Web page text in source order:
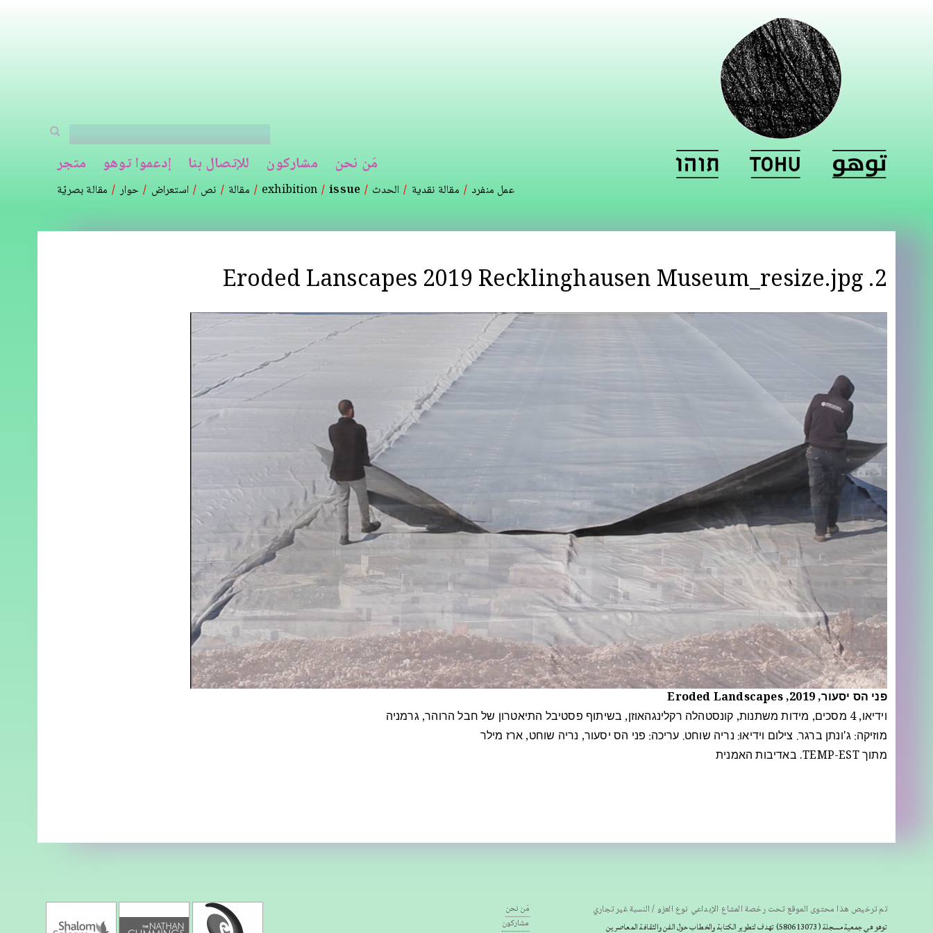
مَن نحن مشاركون للإتصال بنا إدعموا توهو متجر
مقالة بصريّة حوار استعراض نص مقالة exhibition issue الحدث مقالة نقدية عمل منفرد
2. Eroded Lanscapes 2019 Recklinghausen Museum_resize.jpg
פני הס יסעור, 2019, Eroded Landscapes
וידיאו, 4 מסכים, מידות משתנות, קונסטהלה רקלינגהאוזן, בשיתוף פסטיבל התיאטרון של חבל הרוהר, גרמניה
מוזיקה: ג'ונתן ברגר. צילום וידיאו: נריה שוחט. עריכה: פני הס יסעור, נריה שוחט, ארז מילר
מתוך TEMP-EST. באדיבות האמנית
تم ترخيص هذا محتوى الموقع تحت رخصة المشاع الإبداعي نوع العزو / النسبة غير تجاري
توهو هي جمعية مسجلة(580613073) تهدف لتطوير الكتابة والخطاب حول الفن والثقافة المعاصرين
مَن نحن
مشاركون